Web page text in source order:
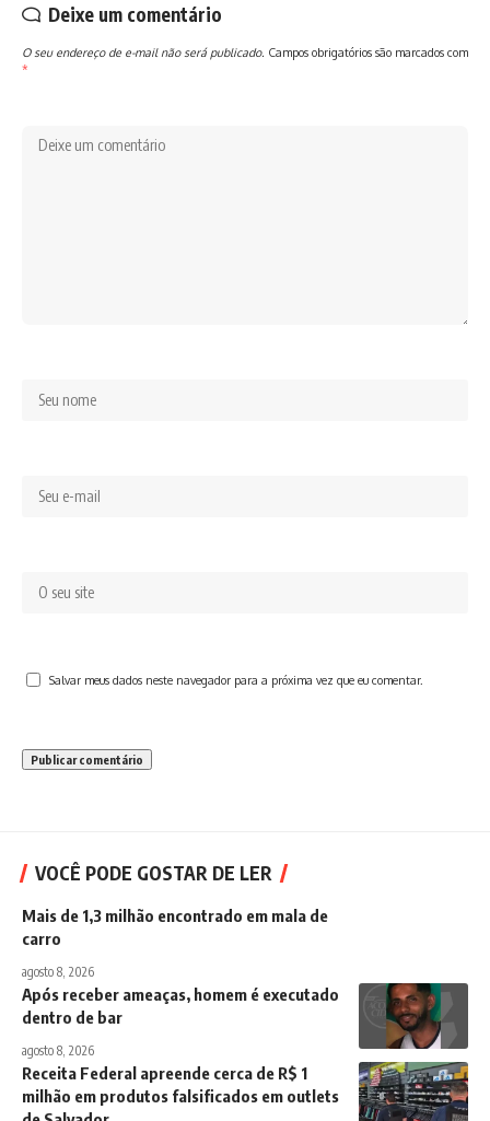
Deixe um comentário
O seu endereço de e-mail não será publicado. Campos obrigatórios são marcados com
*
Salvar meus dados neste navegador para a próxima vez que eu comentar.
VOCÊ PODE GOSTAR DE LER
Mais de 1,3 milhão encontrado em mala de
carro
agosto 8, 2026
Após receber ameaças, homem é executado
dentro de bar
agosto 8, 2026
Receita Federal apreende cerca de R$ 1
milhão em produtos falsificados em outlets